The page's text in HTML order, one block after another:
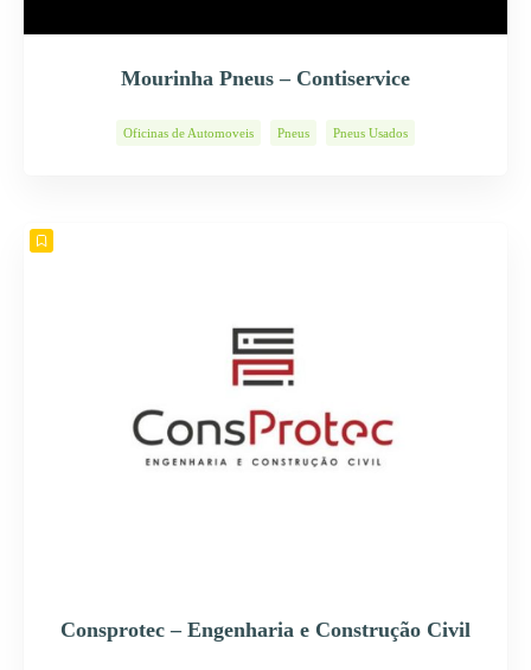
Mourinha Pneus – Contiservice
Oficinas de Automoveis Pneus Pneus Usados
Consprotec – Engenharia e Construção Civil